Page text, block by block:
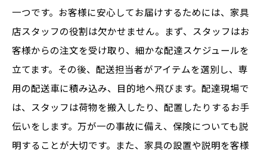
一つです。お客様に安心してお届けするためには、家具
店スタッフの役割は欠かせません。まず、スタッフはお
客様からの注文を受け取り、細かな配達スケジュールを
立てます。その後、配送担当者がアイテムを選別し、専
用の配送車に積み込み、目的地へ飛びます。配達現場で
は、スタッフは荷物を搬入したり、配置したりするお手
伝いをします。万が一の事故に備え、保険についても説
明することが大切です。また、家具の設置や説明を客様